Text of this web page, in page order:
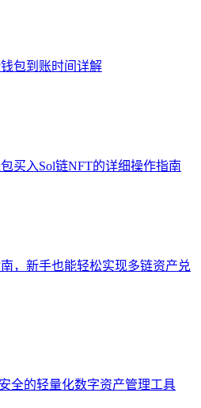
包到账时间详解
买入Sol链NFT的详细操作指南
，新手也能轻松实现多链资产兑
全的轻量化数字资产管理工具